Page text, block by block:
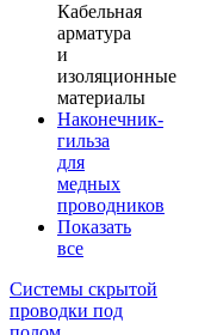
Кабельная
арматура
и
изоляционные
материалы
Наконечник-
гильза
для
медных
проводников
Показать
все
Системы скрытой
проводки под